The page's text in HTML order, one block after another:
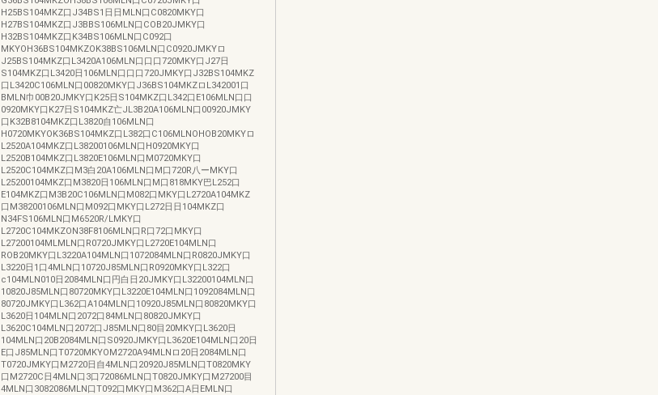
H25BS104MKZ口J34BS1日日MLN口C0820MKY口
H27BS104MKZ口J3BBS106MLN口COB20JMKY口
H32BS104MKZ口K34BS106MLN口C092口
MKYOH36BS104MKZOK38BS106MLN口C0920JMKYロ
J25BS104MKZ口L3420A106MLN口口口720MKY口J27日
S104MKZ口L3420日106MLN口口口720JMKY口J32BS104MKZ
口L3420C106MLN口00820MKY口J36BS104MKZロL342001口
BMLN巾00B20JMKY口K25日S104MKZ口L342口E106MLN口口
0920MKY口K27日S104MKZ亡JL3B20A106MLN口00920JMKY
口K32B8104MKZ口L3820自106MLN口
H0720MKYOK36BS104MKZ口L382口C106MLNOHOB20MKYロ
L2520A104MKZ口L38200106MLN口H0920MKY口
L2520B104MKZ口L3820E106MLN口M0720MKY口
L2520C104MKZ口M3白20A106MLN口M口720R八ーMKY口
L25200104MKZ口M3820日106MLN口M口818MKY巴L252口
E104MKZ口M3B20C106MLN口M082口MKY口L2720A104MKZ
口M38200106MLN口M092口MKY口L272日日104MKZ口
N34FS106MLN口M6520R/LMKY口
L2720C104MKZON38F8106MLN口R口72口MKY口
L27200104MLMLN口R0720JMKY口L2720E104MLN口
ROB20MKY口L3220A104MLN口1072084MLN口R0820JMKY口
L3220日1口4MLN口10720J85MLN口R0920MKY口L322口
c104MLN010日2084MLN口円白日20JMKY口L32200104MLN口
10820J85MLN口80720MKY口L3220E104MLN口1092084MLN口
80720JMKY口L362口A104MLN口10920J85MLN口80820MKY口
L3620日104MLN口2072口84MLN口80820JMKY口
L3620C104MLN口2072口J85MLN口80目20MKY口L3620日
104MLN口20B2084MLN口S0920JMKY口L3620E104MLN口20日
E口J85MLN口T0720MKYOM2720A94MLNロ20日2084MLN口
T0720JMKY口M2720日自4MLN口20920J85MLN口T0820MKY
口M2720C日4MLN口3口72086MLN口T0820JMKY口M27200目
4MLN口3082086MLN口T092口MKY口M362口A日EMLN口